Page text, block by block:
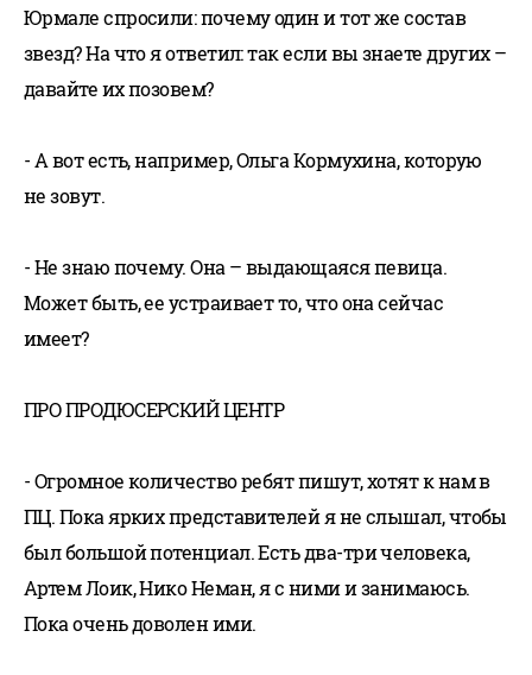
Юрмале спросили: почему один и тот же состав
звезд? На что я ответил: так если вы знаете других –
давайте их позовем?
- А вот есть, например, Ольга Кормухина, которую
не зовут.
- Не знаю почему. Она – выдающаяся певица.
Может быть, ее устраивает то, что она сейчас
имеет?
ПРО ПРОДЮСЕРСКИЙ ЦЕНТР
- Огромное количество ребят пишут, хотят к нам в
ПЦ. Пока ярких представителей я не слышал, чтобы
был большой потенциал. Есть два-три человека,
Артем Лоик, Нико Неман, я с ними и занимаюсь.
Пока очень доволен ими.